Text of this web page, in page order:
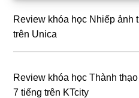
chính
Review khóa học Nhiếp ảnh
trên Unica
Review khóa học Thành
7 tiếng trên KTcity